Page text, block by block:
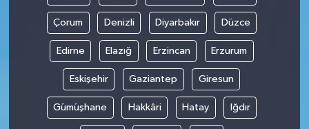
Çorum Denizli Diyarbakır Düzce
Edirne Elazığ Erzincan Erzurum
Eskişehir Gaziantep Giresun
Gümüşhane Hakkâri Hatay Iğdır